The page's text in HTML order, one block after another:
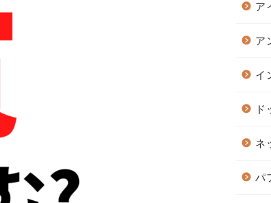
ア
ア
イ
ド
ネ
パ